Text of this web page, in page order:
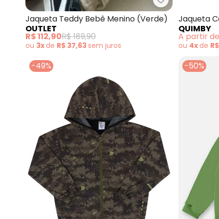
Outlet -
Jaqueta Teddy Bebê Menino (Verde)
OUTLET
R$ 112,90R$ 189,90
ou 3xde R$ 37,63sem juros
Jaqueta
QUIMBY
A partir de
ou 4xde
-49% -50%